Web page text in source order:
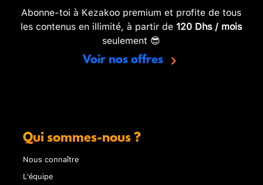
Abonne-toi à Kezakoo premium et profite de tous
les contenus en illimité, à partir de 120 Dhs / mois
seulement 😎
Voir nos offres
Qui sommes-nous ?
Nous connaître
L'équipe